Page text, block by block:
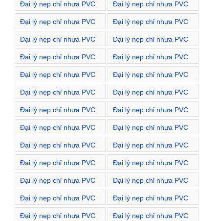
Đại lý nẹp chỉ nhựa PVC
Đường Hồ Xuân Hương
Đại lý nẹp chỉ nhựa PVC
Đường Hồng Mai
Đại lý nẹp chỉ nhựa PVC
Đường Hoa Lư
Đại lý nẹp chỉ nhựa PVC
Đường Hoàng Mai
Đại lý nẹp chỉ nhựa PVC
Đường Huế
Đại lý nẹp chỉ nhựa PVC
Đường Hương Viên
Đại lý nẹp chỉ nhựa PVC
Đường Kim Ngưu
Đại lý nẹp chỉ nhựa PVC
Đường Lãng Yên
Đại lý nẹp chỉ nhựa PVC
Đường Lê Duẩn
Đại lý nẹp chỉ nhựa PVC
Đường Lê Gia Đỉnh
Đại lý nẹp chỉ nhựa PVC
Đường Lê Ngọc Hân
Đại lý nẹp chỉ nhựa PVC
Đường Lê Quý Đôn
Đại lý nẹp chỉ nhựa PVC
Đường Lê Thanh Nghị
Đại lý nẹp chỉ nhựa PVC
Đường Lê Văn Hưu
Đại lý nẹp chỉ nhựa PVC
Đường Lê Đại Hành
Đại lý nẹp chỉ nhựa PVC
Đường Lò Đúc
Đại lý nẹp chỉ nhựa PVC
Đường Lạc Nghiệp
Đại lý nẹp chỉ nhựa PVC
Đường Lạc Trung
Đại lý nẹp chỉ nhựa PVC
Đường Lương Yên
Đại lý nẹp chỉ nhựa PVC
Đường Mai Hắc Đế
Đại lý nẹp chỉ nhựa PVC
Đường Mạc Thị Bưởi
Đại lý nẹp chỉ nhựa PVC
Đường Minh Khai
Đại lý nẹp chỉ nhựa PVC
Đường Ngô Thì Nhậm
Đại lý nẹp chỉ nhựa PVC
Đường Nguyễn An Ninh
Đại lý nẹp chỉ nhựa PVC
Đại lý nẹp chỉ nhựa PVC